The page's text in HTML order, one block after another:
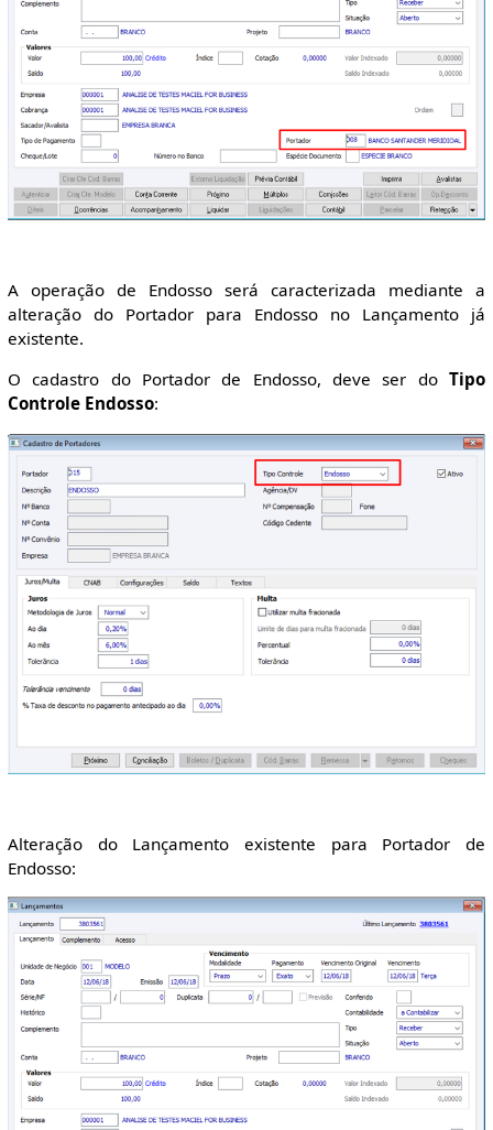
A operação de Endosso será caracterizada mediante a
alteração do Portador para Endosso no Lançamento já
existente.
O cadastro do Portador de Endosso, deve ser doTipo
Controle Endosso:
Alteração do Lançamento existente para Portador de
Endosso: